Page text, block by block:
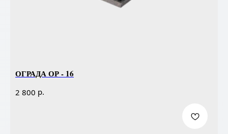
ОГРАДА ОР - 16
2 800 р.